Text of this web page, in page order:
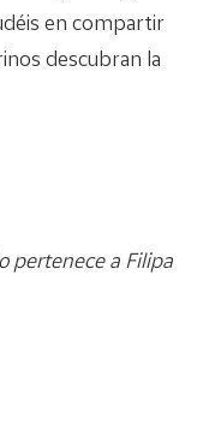
en compartir
descubran la
pertenece a Filipa